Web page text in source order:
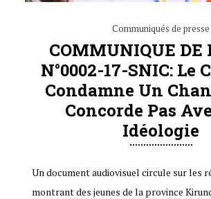
Communiqués de presse
COMMUNIQUE DE
N°0002-17-SNIC: Le
Condamne Un
Concorde Pas
Idéologie
Un document audiovisuel circule sur les
montrant des jeunes de la province